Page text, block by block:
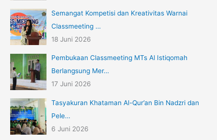
Semangat Kompetisi dan Kreativitas Warnai
Classmeeting …
18 Juni 2026
Pembukaan Classmeeting MTs Al Istiqomah
Berlangsung Mer…
17 Juni 2026
Tasyakuran Khataman Al-Qur’an Bin Nadzri dan
Pele…
6 Juni 2026